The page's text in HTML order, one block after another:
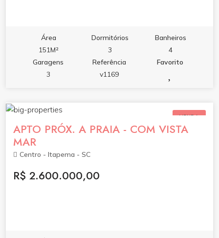
Área
151M²
Dormitórios
3
Banheiros
4
Garagens
3
Referência
v1169
Favorito
VENDA
APTO PRÓX. A PRAIA - COM VISTA
MAR
Centro - Itapema - SC
R$ 2.600.000,00